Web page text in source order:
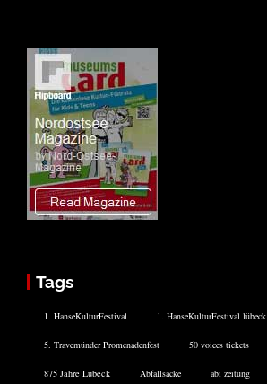
Tags
1. HanseKulturFestival 1. HanseKulturFestival lübeck
5. Travemünder Promenadenfest 50 voices tickets
875 Jahre Lübeck Abfallsäcke abi zeitung